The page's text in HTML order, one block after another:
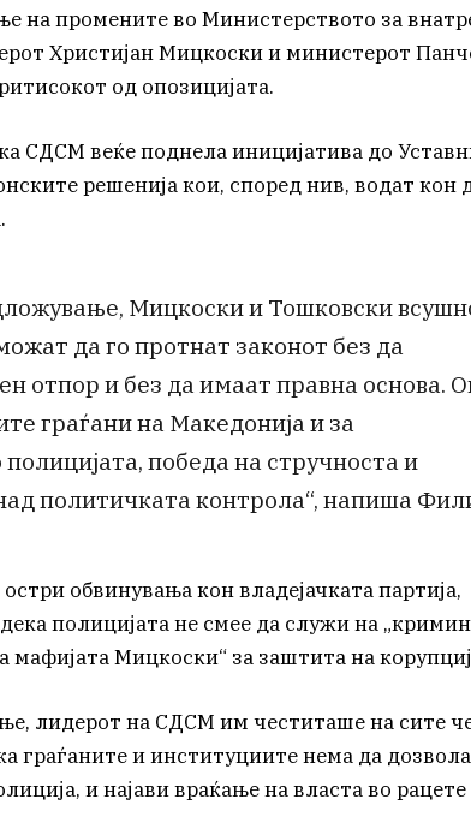
на промените во Министерството за
Христијан Мицкоски и министерот
од опозицијата.
СДСМ веќе поднела иницијатива до
решенија кои, според нив, водат кон
Мицкоски и Тошковски
да го протнат законот без да
отпор и без да имаат правна основа.
граѓани на Македонија и за
победа на стручноста и
политичката контрола“, напиша
остри обвинувања кон владејачката партија,
полицијата не смее да служи на
Мицкоски“ за заштита на
лидерот на СДСМ им честиташе на сите
граѓаните и институциите нема да
и најави враќање на власта во рацете